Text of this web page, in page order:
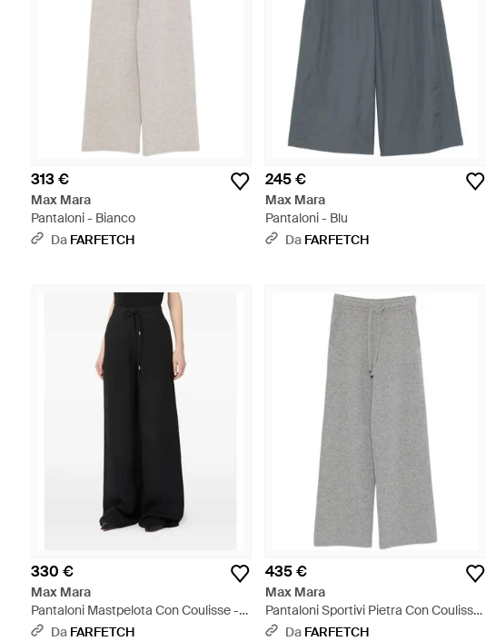
313 €
Max Mara
Pantaloni - Bianco
Da FARFETCH
245 €
Max Mara
Pantaloni - Blu
Da FARFETCH
330 €
Max Mara
Pantaloni Mastpelota Con Coulisse -
NeroDa FARFETCH
435 €
Max Mara
Pantaloni Sportivi Pietra Con Coulisse
- Grigio
Da FARFETCH